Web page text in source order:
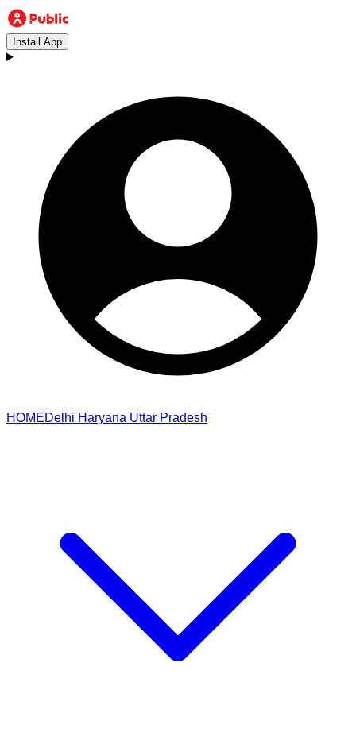
Install App
HOMEDelhi Haryana Uttar Pradesh